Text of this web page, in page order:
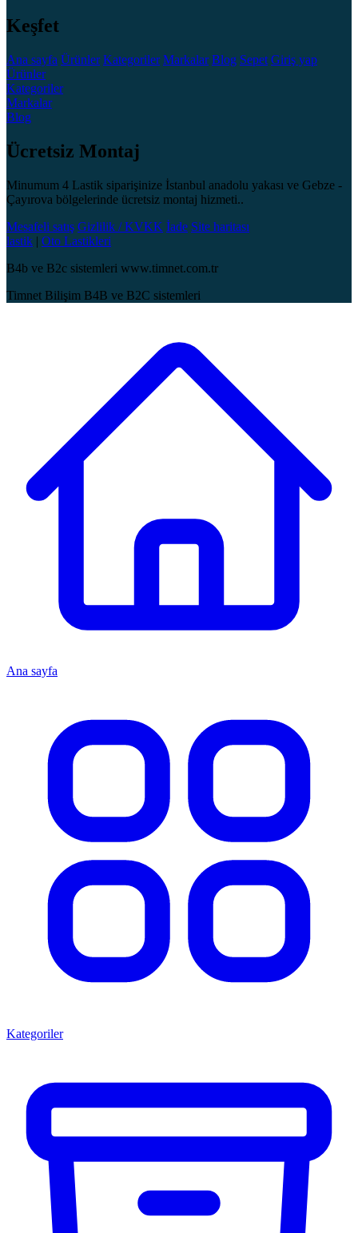
Keşfet
Ana sayfa Ürünler Kategoriler Markalar Blog Sepet Giriş yap
Ürünler
Kategoriler
Markalar
Blog
Ücretsiz Montaj
Minumum 4 Lastik siparişinize İstanbul anadolu yakası ve Gebze -
Çayırova bölgelerinde ücretsiz montaj hizmeti..
Mesafeli satış Gizlilik / KVKK İade Site haritası
lastik | Oto Lastikleri
B4b ve B2c sistemleri www.timnet.com.tr
Timnet Bilişim B4B ve B2C sistemleri
Ana sayfa
Kategoriler